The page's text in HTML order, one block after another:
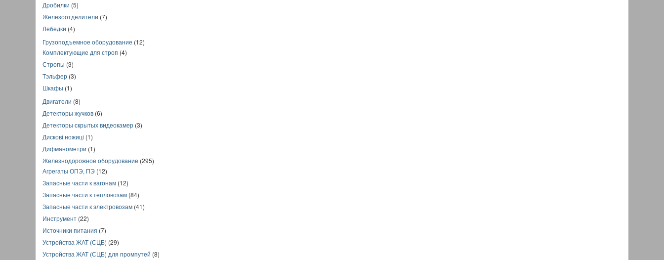
Дробилки (5)
Железоотделители (7)
Лебедки (4)
Грузоподъемное оборудование (12)
Комплектующие для строп (4)
Стропы (3)
Тэльфер (3)
Шкафы (1)
Двигатели (8)
Детекторы жучков (6)
Детекторы скрытых видеокамер (3)
Дискові ножиці (1)
Дифманометри (1)
Железнодорожное оборудование (295)
Агрегаты ОПЭ, ПЭ (12)
Запасные части к вагонам (12)
Запасные части к тепловозам (84)
Запасные части к электровозам (41)
Инструмент (22)
Источники питания (7)
Устройства ЖАТ (СЦБ) (29)
Устройства ЖАТ (СЦБ) для промпутей (8)